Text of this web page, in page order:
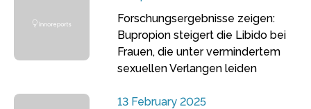
Forschungsergebnisse zeigen:
Bupropion steigert die Libido bei
Frauen, die unter vermindertem
sexuellen Verlangen leiden
13 February 2025